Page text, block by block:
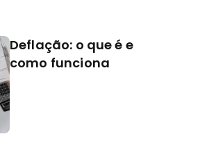
Deflação: o que é e
como funciona